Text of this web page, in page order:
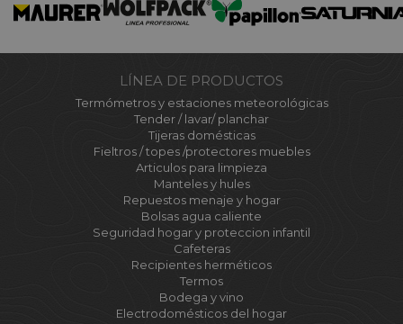
LÍNEA DE PRODUCTOS
Termómetros y estaciones meteorológicas
Tender / lavar/ planchar
Tijeras domésticas
Fieltros / topes /protectores muebles
Articulos para limpieza
Manteles y hules
Repuestos menaje y hogar
Bolsas agua caliente
Seguridad hogar y proteccion infantil
Cafeteras
Recipientes herméticos
Termos
Bodega y vino
Electrodomésticos del hogar